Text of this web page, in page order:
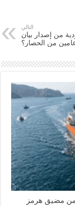
التالي
من إصدار بيان
من الحصار؟
امن مضيق هرمز